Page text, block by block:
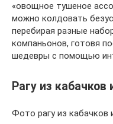
«овощное тушеное
можно колдовать
перебирая разные
компаньонов, готовя
шедевры с помощью
Рагу из
Фото рагу из кабачков